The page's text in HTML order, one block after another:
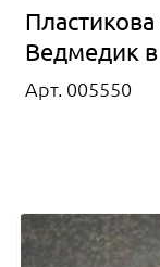
Ведмедик в
Арт. 005550